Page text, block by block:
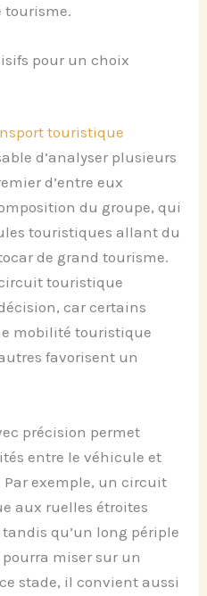
tourisme.
pour un choix
touristique
d’analyser plusieurs
d’entre eux
du groupe, qui
touristiques allant du
de grand tourisme.
touristique
car certains
mobilité touristique
favorisent un
précision permet
entre le véhicule et
exemple, un circuit
aux ruelles étroites
qu’un long périple
miser sur un
stade, il convient aussi